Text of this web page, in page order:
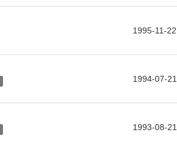
1995-11-22
1994-07-21
1993-08-21